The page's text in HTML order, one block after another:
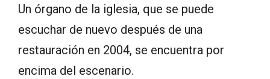
Un órgano de la iglesia, que se puede
escuchar de nuevo después de una
restauración en 2004, se encuentra por
encima del escenario.